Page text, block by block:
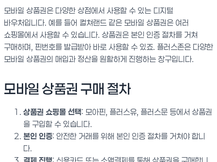
모바일 상품권은 다양한 상점에서 사용할 수 있는 디지털
바우처입니다. 예를 들어 컬쳐랜드 같은 모바일 상품권은 여러
쇼핑몰에서 사용할 수 있습니다. 상품권은 본인 인증 절차를 거쳐
구매하며, 핀번호를 발급받아 바로 사용할 수 있죠. 플러스존은 다양한
모바일 상품권의 매입과 정산을 원활하게 진행하는 창구입니다.
모바일 상품권 구매 절차
상품권 쇼핑몰 선택: 모아핀, 플러스유, 플러스문 등에서 상품권
을 구입할 수 있습니다.
본인 인증: 안전한 거래를 위해 본인 인증 절차를 거쳐야 합니
다.